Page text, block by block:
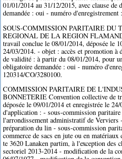
01/01/2014 au 31/12/2015, avec clause
demandée : oui - numéro
SOUS-COMMISSION PARITAIRE DU
REGIONAL DE LA REGION
travail conclue le 08/01/2014, déposée le
24/03/2014. - objet : accès et promotion à
de validité : à partir du 08/01/2014, pour
obligatoire demandée : oui - numéro
120314/CO/3280100.
COMMISSION PARITAIRE DE
BONNETERIE Convention collective de
déposée le 09/01/2014 et enregistrée le
d'application : - sous-commission
l'arrondissement administratif de
préparation du lin - sous-commission
commerce de sacs en jute ou en
te 3620 Lanaken partim, à l'exception
sectoriel 2013-2014 - modification de la